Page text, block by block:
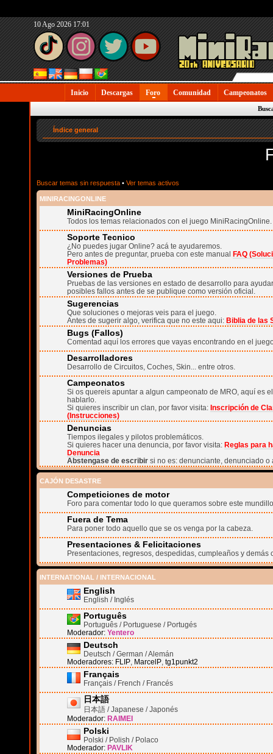
10 Ago 2026 17:01
Inicio Descargas Foro Comunidad Campeonatos
Índice general
Buscar temas sin respuesta • Ver temas activos
MINIRACINGONLINE
MiniRacingOnline
Todos los temas relacionados con el juego MiniRacingOnline.
Soporte Tecnico
¿No puedes jugar Online? acá te ayudaremos.
Pero antes de preguntar, prueba con este manual FAQ
Problemas)
Versiones de Prueba
Pruebas de las versiones en estado de desarrollo para
posibles fallos antes de se publique como versión oficial.
Sugerencias
Que soluciones o mejoras veis para el juego.
Antes de sugerir algo, verifica que no este aqui: Biblia de las
Bugs (Fallos)
Comentad aquí los errores que vayas encontrando en el
Desarrolladores
Desarrollo de Circuitos, Coches, Skin... entre otros.
Campeonatos
Si os quereis apuntar a algun campeonato de MRO, aquí es
hablarlo.
Si quieres inscribir un clan, por favor visita: Inscripción de
(Instrucciones)
Denuncias
Tiempos ilegales y pilotos problemáticos.
Si quieres hacer una denuncia, por favor visita: Reglas para
Denuncia
Abstengase de escribir si no es: denunciante, denunciado o
CAJÓN DESASTRE
Competiciones de motor
Foro para comentar todo lo que queramos sobre este
Fuera de Tema
Para poner todo aquello que se os venga por la cabeza.
Presentaciones & Felicitaciones
Presentaciones, regresos, despedidas, cumpleaños y demás
INTERNATIONAL / INTERNACIONAL
English
English / Inglés
Português
Português / Portuguese / Portugés
Moderador: Yentero
Deutsch
Deutsch / German / Alemán
Moderadores: FLIP MarcelP tg1punkt2
Français
Français / French / Francés
日本語
日本語 / Japanese / Japonés
Moderador: RAIMEI
Polski
Polski / Polish / Polaco
Moderador: PAVLIK